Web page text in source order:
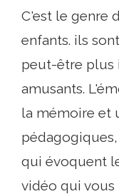
C'est le genre
enfants. ils
peut-être plus
amusants.
la mémoire et
qui évoquent
vidéo qui